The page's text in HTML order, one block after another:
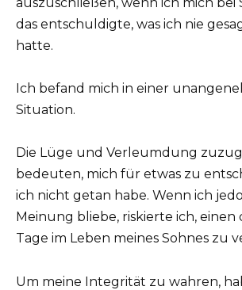
das entschuldigte, was ich nie
hatte.
Ich befand mich in einer
Situation.
Die Lüge und Verleumdung
bedeuten, mich für etwas zu
ich nicht getan habe. Wenn ich
Meinung bliebe, riskierte ich,
Tage im Leben meines Sohnes zu
Um meine Integrität zu wahren,